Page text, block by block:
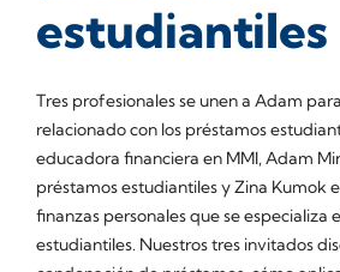
estudiantiles
Tres profesionales se unen a Adam
relacionado con los préstamos
educadora financiera en MMI, Adam
préstamos estudiantiles y Zina Kumok
finanzas personales que se especializa
estudiantiles. Nuestros tres invitados